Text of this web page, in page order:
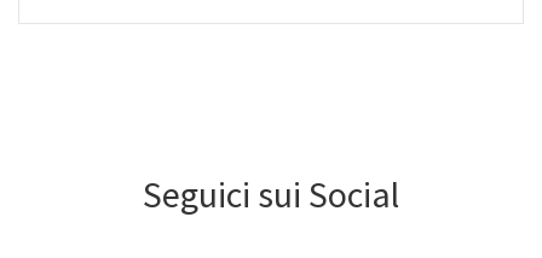
Seguici sui Social